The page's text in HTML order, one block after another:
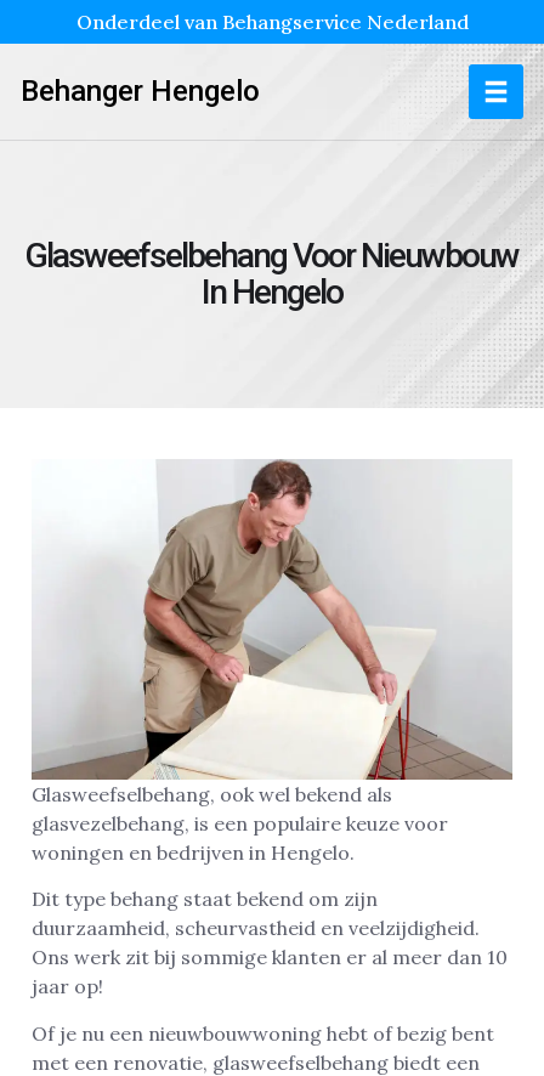
Onderdeel van Behangservice Nederland
Behanger Hengelo
Glasweefselbehang Voor Nieuwbouw
In Hengelo
Glasweefselbehang, ook wel bekend als
glasvezelbehang, is een populaire keuze voor
woningen en bedrijven in Hengelo.
Dit type behang staat bekend om zijn
duurzaamheid, scheurvastheid en veelzijdigheid.
Ons werk zit bij sommige klanten er al meer dan 10
jaar op!
Of je nu een nieuwbouwwoning hebt of bezig bent
met een renovatie, glasweefselbehang biedt een